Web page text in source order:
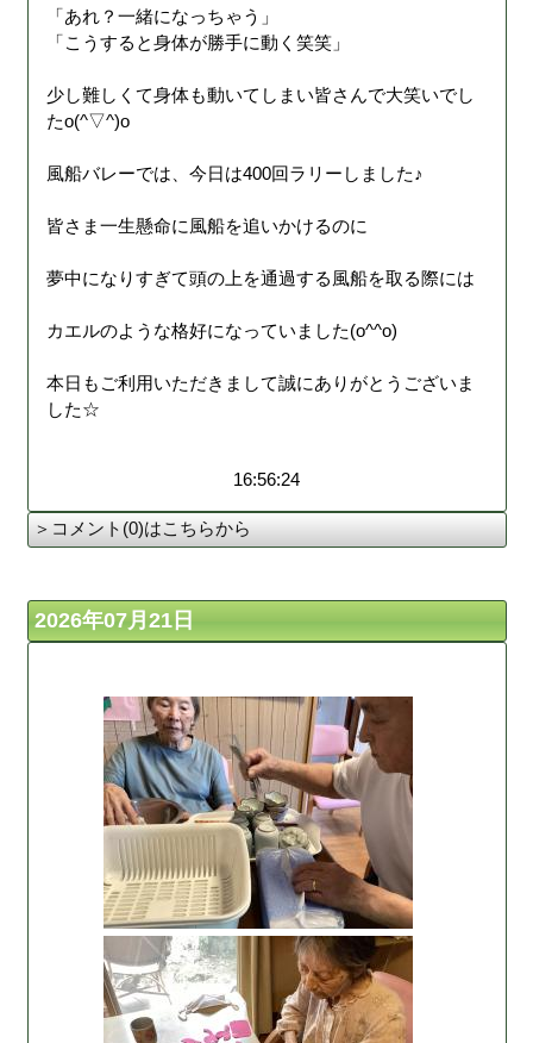
「あれ？一緒になっちゃう」
「こうすると身体が勝手に動く笑笑」
少し難しくて身体も動いてしまい皆さんで大笑いでし
たo(^▽^)o
風船バレーでは、今日は400回ラリーしました♪
皆さま一生懸命に風船を追いかけるのに
夢中になりすぎて頭の上を通過する風船を取る際には
カエルのような格好になっていました(o^^o)
本日もご利用いただきまして誠にありがとうございま
した☆
16:56:24
＞コメント(0)はこちらから
2026年07月21日